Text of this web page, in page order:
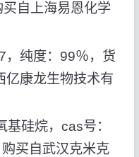
自上海易恩化学
，纯度：99％，货
亿康龙生物技术有
硅烷，cas号：
买自武汉克米克